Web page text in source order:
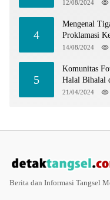
12/08/2024
4
Mengenal
Proklamasi
14/08/2024
5
Komunitas
Halal Bihalal
21/04/2024
Berita dan Informasi Tangsel